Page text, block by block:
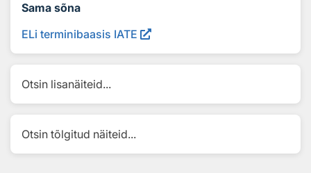
Sama sõna
ELi terminibaasis IATE
Otsin lisanäiteid...
Otsin tõlgitud näiteid...